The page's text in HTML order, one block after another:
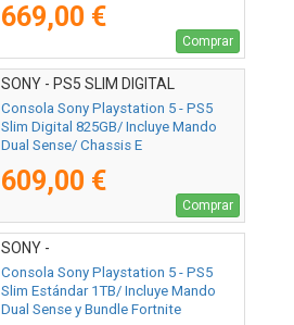
669,00 €
Comprar
SONY - PS5 SLIM DIGITAL
Consola Sony Playstation 5 - PS5
Slim Digital 825GB/ Incluye Mando
Dual Sense/ Chassis E
609,00 €
Comprar
SONY -
Consola Sony Playstation 5 - PS5
Slim Estándar 1TB/ Incluye Mando
Dual Sense y Bundle Fortnite